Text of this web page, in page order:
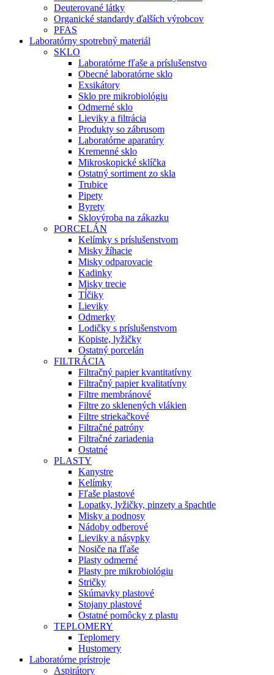
Deuterované látky
Organické standardy ďalších výrobcov
PFAS
Laboratórny spotrebný materiál
SKLO
Laboratórne fľaše a príslušenstvo
Obecné laboratórne sklo
Exsikátory
Sklo pre mikrobiológiu
Odmerné sklo
Lieviky a filtrácia
Produkty so zábrusom
Laboratórne aparatúry
Kremenné sklo
Mikroskopické sklíčka
Ostatný sortiment zo skla
Trubice
Pipety
Byrety
Sklovýroba na zákazku
PORCELÁN
Kelímky s príslušenstvom
Misky žíhacie
Misky odparovacie
Kadinky
Misky trecie
Tĺčiky
Lieviky
Odmerky
Lodičky s príslušenstvom
Kopiste, lyžičky
Ostatný porcelán
FILTRÁCIA
Filtračný papier kvantitatívny
Filtračný papier kvalitatívny
Filtre membránové
Filtre zo sklenených vlákien
Filtre striekačkové
Filtračné patróny
Filtračné zariadenia
Ostatné
PLASTY
Kanystre
Kelímky
Fľaše plastové
Lopatky, lyžičky, pinzety a špachtle
Misky a podnosy
Nádoby odberové
Lieviky a násypky
Nosiče na fľaše
Plasty odmerné
Plasty pre mikrobiológiu
Stričky
Skúmavky plastové
Stojany plastové
Ostatné pomôcky z plastu
TEPLOMERY
Teplomery
Hustomery
Laboratórne prístroje
Aspirátory